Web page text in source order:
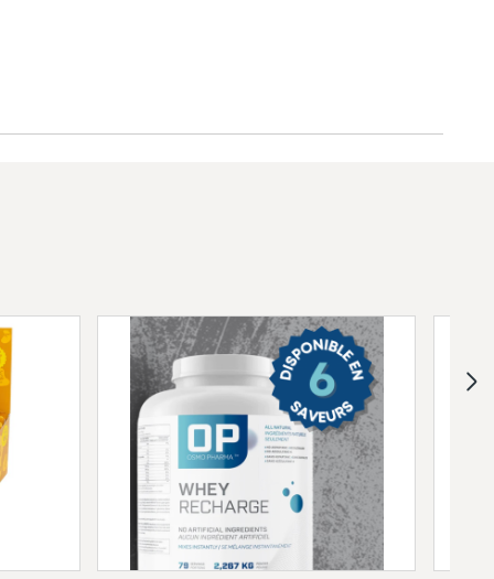
sont pas créées de manière égale.
de gain de poids typiques
graisse simples, Isocarb Gainer
plus élevé de ses calories à
sources de protéines de qualité.
des glucides complexes, des
enzymes digestives et un